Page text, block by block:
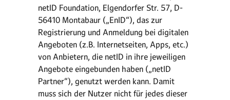
netID Foundation, Elgendorfer Str. 57, D-
56410 Montabaur („EnID“), das zur
Registrierung und Anmeldung bei digitalen
Angeboten (z.B. Internetseiten, Apps, etc.)
von Anbietern, die netID in ihre jeweiligen
Angebote eingebunden haben („netID
Partner“), genutzt werden kann. Damit
muss sich der Nutzer nicht für jedes dieser